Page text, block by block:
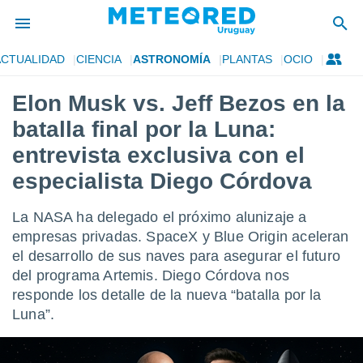
de
ha
para
la
que se
a este
las
y
forma
digital
basada
CIENCIA ASTRONOMÍA PLANTAS OCIO
Elon Musk vs. Jeff Bezos en la
batalla final por la Luna:
entrevista exclusiva con el
especialista Diego Córdova
La NASA ha delegado el próximo alunizaje a
empresas privadas. SpaceX y Blue Origin aceleran
el desarrollo de sus naves para asegurar el futuro
del programa Artemis. Diego Córdova nos
responde los detalle de la nueva “batalla por la
Luna”.